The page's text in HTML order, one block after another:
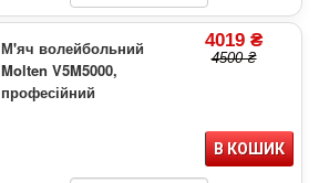
М'яч волейбольний
Molten V5M5000,
професійний
4019 ₴
4500 ₴
В КОШИК